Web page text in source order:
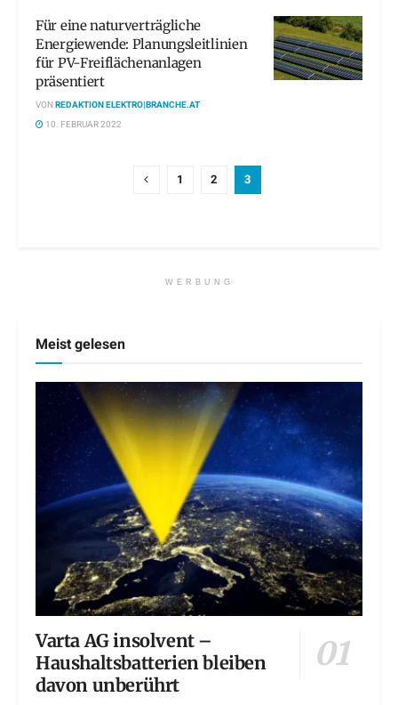
Für eine naturverträgliche
Energiewende: Planungsleitlinien
für PV-Freiflächenanlagen
präsentiert
VONREDAKTION ELEKTRO|BRANCHE.AT
10. FEBRUAR 2022
1 2 3
WERBUNG
Meist gelesen
Varta AG insolvent –
Haushaltsbatterien bleiben
davon unberührt